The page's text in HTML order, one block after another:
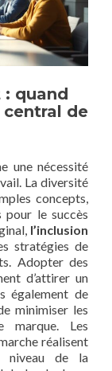
quand
central de
une nécessité
La diversité
concepts,
pour le succès
l’inclusion
stratégies de
Adopter des
d’attirer un
également de
minimiser les
marque. Les
réalisent
niveau de la